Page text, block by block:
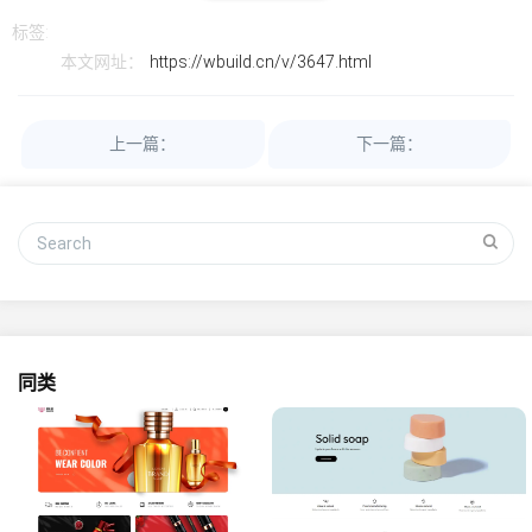
标签:
本文网址：
https://wbuild.cn/v/3647.html
上一篇： 下一篇：
同类